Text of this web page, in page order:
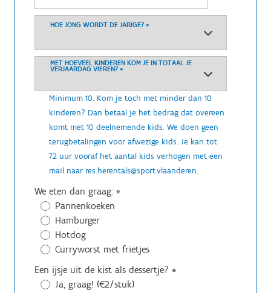
HOE JONG WORDT DE JARIGE? *
MET HOEVEEL KINDEREN KOM JE IN TOTAAL JE
VERJAARDAG VIEREN? *
Minimum 10. Kom je toch met minder dan 10
kinderen? Dan betaal je het bedrag dat overeen
komt met 10 deelnemende kids. We doen geen
terugbetalingen voor afwezige kids. Je kan tot
72 uur vooraf het aantal kids verhogen met een
mail naar res.herentals@sport.vlaanderen.
We eten dan graag: *
Pannenkoeken
Hamburger
Hotdog
Curryworst met frietjes
Een ijsje uit de kist als dessertje? *
Ja, graag! (€2/stuk)